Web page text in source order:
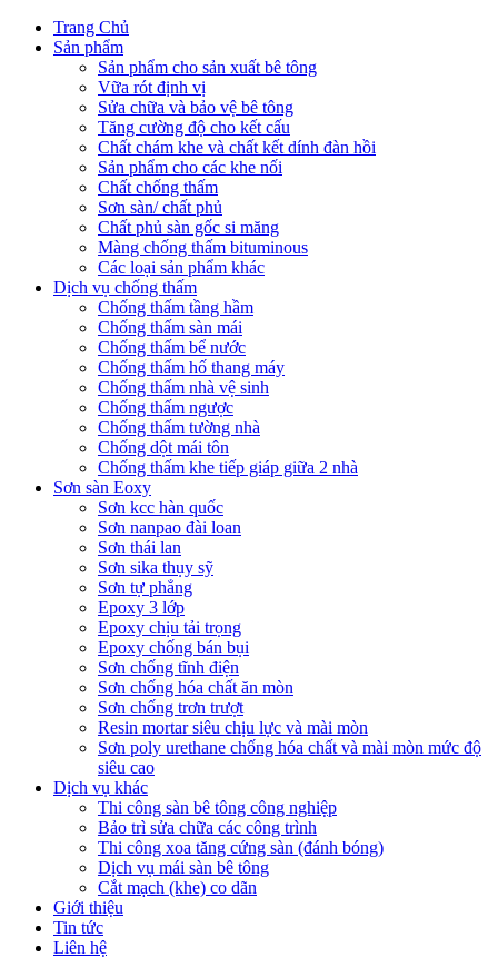
Trang Chủ
Sản phẩm
Sản phẩm cho sản xuất bê tông
Vữa rót định vị
Sửa chữa và bảo vệ bê tông
Tăng cường độ cho kết cấu
Chất chám khe và chất kết dính đàn hồi
Sản phẩm cho các khe nối
Chất chống thấm
Sơn sàn/ chất phủ
Chất phủ sàn gốc si măng
Màng chống thấm bituminous
Các loại sản phẩm khác
Dịch vụ chống thấm
Chống thấm tầng hầm
Chống thấm sàn mái
Chống thấm bể nước
Chống thấm hố thang máy
Chống thấm nhà vệ sinh
Chống thấm ngược
Chống thấm tường nhà
Chống dột mái tôn
Chống thấm khe tiếp giáp giữa 2 nhà
Sơn sàn Eoxy
Sơn kcc hàn quốc
Sơn nanpao đài loan
Sơn thái lan
Sơn sika thụy sỹ
Sơn tự phẳng
Epoxy 3 lớp
Epoxy chịu tải trọng
Epoxy chống bán bụi
Sơn chống tĩnh điện
Sơn chống hóa chất ăn mòn
Sơn chống trơn trượt
Resin mortar siêu chịu lực và mài mòn
Sơn poly urethane chống hóa chất và mài mòn mức độ
siêu cao
Dịch vụ khác
Thi công sàn bê tông công nghiệp
Bảo trì sửa chữa các công trình
Thi công xoa tăng cứng sàn (đánh bóng)
Dịch vụ mái sàn bê tông
Cắt mạch (khe) co dãn
Giới thiệu
Tin tức
Liên hệ